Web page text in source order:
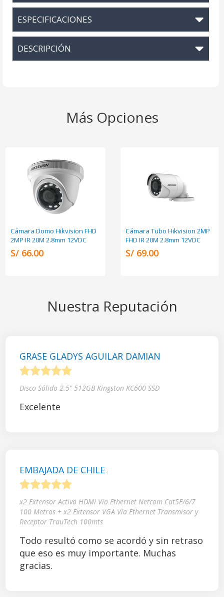
ESPECIFICACIONES
DESCRIPCIÓN
Más Opciones
Cámara Domo Hikvision FHD
2MP IR 20M 2.8mm 12VDC
S/ 66.00
Cámara Tubo Hikvision 2MP
FHD IR 20M 2.8mm 12VDC
S/ 69.00
Nuestra Reputación
GRASE GLADYS AGUILAR DAMIAN
Disco Sólido 2.5" 512GB Kingston KC600 SSD
Excelente
EMBAJADA DE CHILE
x2 Extensor Activo HDMI Vía Ethernet Netcom Cat5E/6/7
100 Metros + x2 Extensor VGA Vía Ethernet Transmisor y
Receptor TrauTech 100mts
Todo resultó como se acordó y sin retraso
que eso es muy importante. Muchas
gracias.